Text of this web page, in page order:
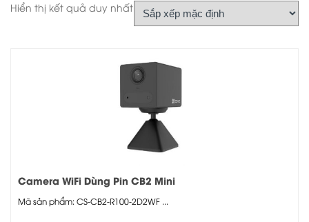
Hiển thị kết quả duy nhất
Camera WiFi Dùng Pin CB2 Mini
Mã sản phẩm: CS-CB2-R100-2D2WF ...